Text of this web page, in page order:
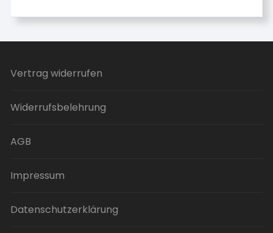
Vertrag widerrufen
Widerrufsbelehrung
AGB
Impressum
Datenschutzerklärung